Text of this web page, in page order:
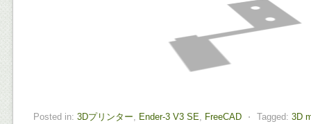
Posted in: 3Dプリンター, Ender-3 V3 SE, FreeCAD ⋅ Tagged: 3D